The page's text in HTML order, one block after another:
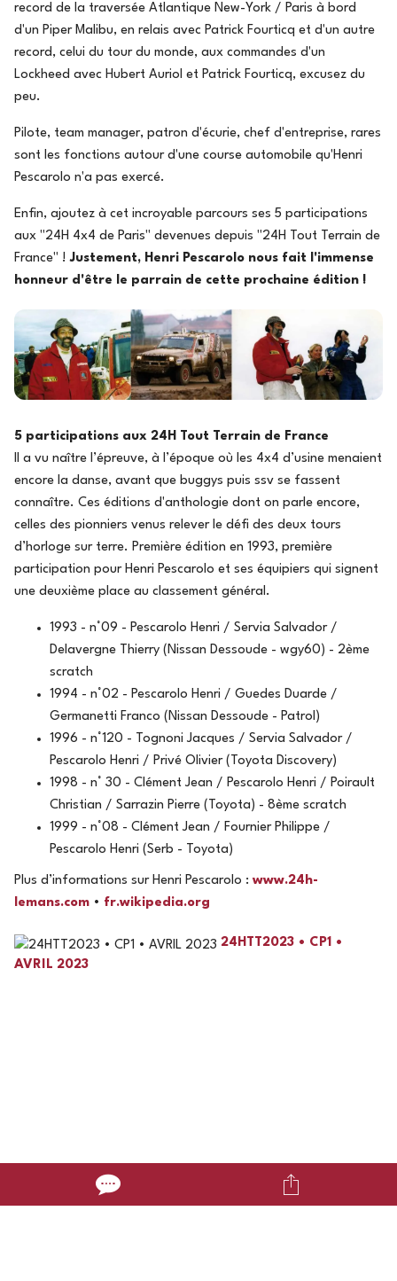
record de la traversée Atlantique New-York / Paris à bord
d'un Piper Malibu, en relais avec Patrick Fourticq et d'un autre
record, celui du tour du monde, aux commandes d'un
Lockheed avec Hubert Auriol et Patrick Fourticq, excusez du
peu.
Pilote, team manager, patron d'écurie, chef d'entreprise, rares
sont les fonctions autour d'une course automobile qu'Henri
Pescarolo n'a pas exercé.
Enfin, ajoutez à cet incroyable parcours ses 5 participations
aux "24H 4x4 de Paris" devenues depuis "24H Tout Terrain de
France" !Justement, Henri Pescarolo nous fait l'immense
honneur d'être le parrain de cette prochaine édition !
5 participations aux 24H Tout Terrain de France
Il a vu naître l’épreuve, à l’époque où les 4x4 d’usine menaient
encore la danse, avant que buggys puis ssv se fassent
connaître. Ces éditions d'anthologie dont on parle encore,
celles des pionniers venus relever le défi des deux tours
d’horloge sur terre. Première édition en 1993, première
participation pour Henri Pescarolo et ses équipiers qui signent
une deuxième place au classement général.
1993 - n°09 - Pescarolo Henri / Servia Salvador /
Delavergne Thierry (Nissan Dessoude - wgy60) - 2ème
scratch
1994 - n°02 - Pescarolo Henri / Guedes Duarde /
Germanetti Franco (Nissan Dessoude - Patrol)
1996 - n°120 - Tognoni Jacques / Servia Salvador /
Pescarolo Henri / Privé Olivier (Toyota Discovery)
1998 - n° 30 - Clément Jean / Pescarolo Henri / Poirault
Christian / Sarrazin Pierre (Toyota) - 8ème scratch
1999 - n°08 - Clément Jean / Fournier Philippe /
Pescarolo Henri (Serb - Toyota)
Plus d’informations sur Henri Pescarolo : www.24h-
lemans.com • fr.wikipedia.org
24HTT2023 • CP1 •
AVRIL 2023